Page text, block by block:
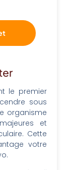
le premier
sous
organisme
et
Cette
votre